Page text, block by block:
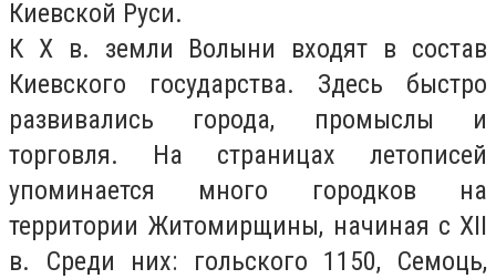
Киевской Руси.
К Х в. земли Волыни входят в состав
Киевского государства. Здесь быстро
развивались города, промыслы и
торговля. На страницах летописей
упоминается много городков на
территории Житомирщины, начиная с XII
в. Среди них: гольского 1150, Семоць,